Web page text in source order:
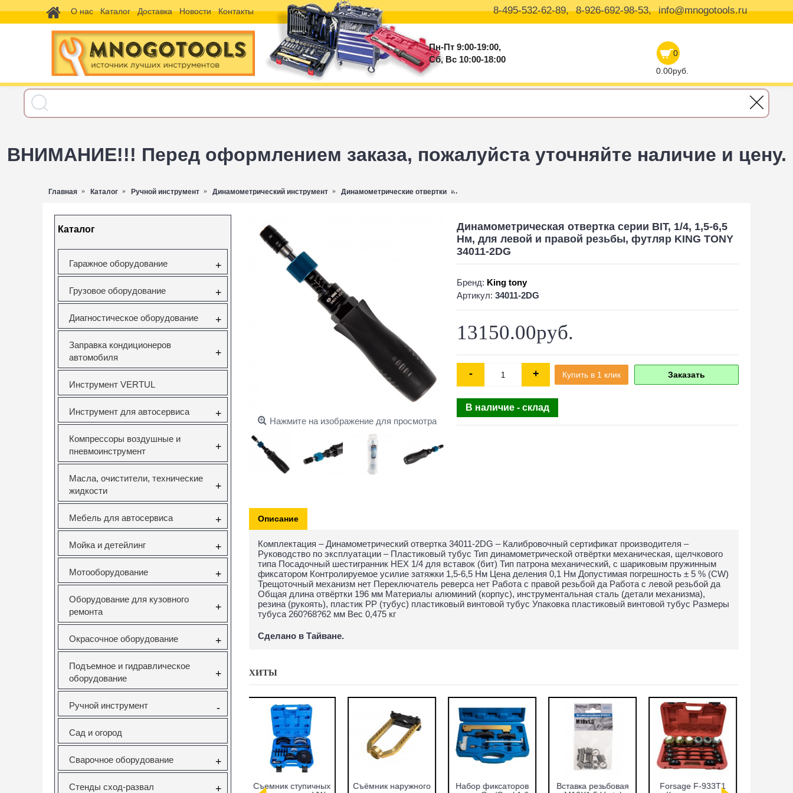
О нас Каталог Доставка Новости Контакты 8-495-532-62-89, 8-926-692-98-53, info@mnogotools.ru
Пн-Пт 9:00-19:00,
Сб, Вс 10:00-18:00
0
0.00руб.
ВНИМАНИЕ!!! Перед оформлением заказа, пожалуйста уточняйте наличие и цену.
Главная Каталог Ручной инструмент Динамометрический инструмент Динамометрические отвертки
Каталог
Гаражное оборудование +
Грузовое оборудование +
Диагностическое оборудование +
Заправка кондиционеров
автомобиля
+
Инструмент VERTUL
Инструмент для автосервиса +
Компрессоры воздушные и
пневмоинструмент
+
Масла, очистители, технические
жидкости
+
Мебель для автосервиса +
Мойка и детейлинг +
Мотооборудование +
Оборудование для кузовного
ремонта
+
Окрасочное оборудование +
Подъемное и гидравлическое
оборудование
+
Ручной инструмент -
Сад и огород
Сварочное оборудование +
Стенды сход-развал +
Нажмите на изображение для просмотра
Динамометрическая отвертка серии BIT, 1/4, 1,5-6,5
Нм, для левой и правой резьбы, футляр KING TONY
34011-2DG
Бренд: King tony
Артикул: 34011-2DG
13150.00руб.
- + Купить в 1 клик Заказать
В наличие - склад
Описание
Комплектация – Динамометрический отвертка 34011-2DG – Калибровочный сертификат производителя –
Руководство по эксплуатации – Пластиковый тубус Тип динамометрической отвёртки механическая, щелчкового
типа Посадочный шестигранник HEX 1/4 для вставок (бит) Тип патрона механический, с шариковым пружинным
фиксатором Контролируемое усилие затяжки 1,5-6,5 Нм Цена деления 0,1 Нм Допустимая погрешность ± 5 % (CW)
Трещоточный механизм нет Переключатель реверса нет Работа с правой резьбой да Работа с левой резьбой да
Общая длина отвёртки 196 мм Материалы алюминий (корпус), инструментальная сталь (детали механизма),
резина (рукоять), пластик PP (тубус) пластиковый винтовой тубус Упаковка пластиковый винтовой тубус Размеры
тубуса 260?68?62 мм Вес 0,475 кг
Сделано в Тайване.
ХИТЫ
Вставка резьбовая
Forsage F-933T1
Набор оправок для
Набор фиксаторов
Набор фрез для
Набор фиксаторов
Cъёмник